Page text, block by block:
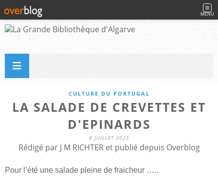
MENU
CULTURE DU PORTUGAL
LA SALADE DE CREVETTES ET
D'EPINARDS
8 JUILLET 2025
Rédigé par J M RICHTER et publié depuis Overblog
Pour l’été une salade pleine de fraicheur …..